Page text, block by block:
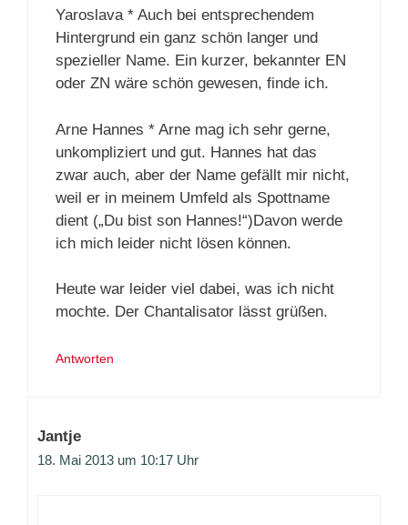
Yaroslava * Auch bei entsprechendem
Hintergrund ein ganz schön langer und
spezieller Name. Ein kurzer, bekannter EN
oder ZN wäre schön gewesen, finde ich.
Arne Hannes * Arne mag ich sehr gerne,
unkompliziert und gut. Hannes hat das
zwar auch, aber der Name gefällt mir nicht,
weil er in meinem Umfeld als Spottname
dient („Du bist son Hannes!“)Davon werde
ich mich leider nicht lösen können.
Heute war leider viel dabei, was ich nicht
mochte. Der Chantalisator lässt grüßen.
Antworten
Jantje
18. Mai 2013 um 10:17 Uhr